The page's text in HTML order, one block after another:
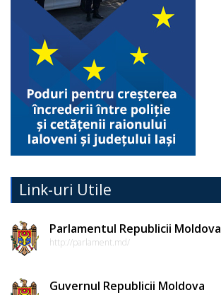
Link-uri Utile
Parlamentul Republicii Moldova
http://parlament.md/
Guvernul Republicii Moldova